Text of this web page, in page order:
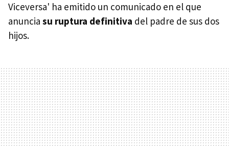
Viceversa' ha emitido un comunicado en el que
anuncia su ruptura definitiva del padre de sus dos
hijos.